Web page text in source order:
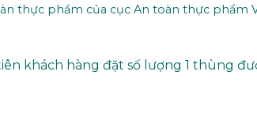
thực phẩm của cục An toàn thực phẩm
khách hàng đặt số lượng 1 thùng